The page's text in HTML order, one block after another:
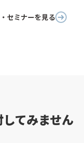
セミナーを見る
てみません